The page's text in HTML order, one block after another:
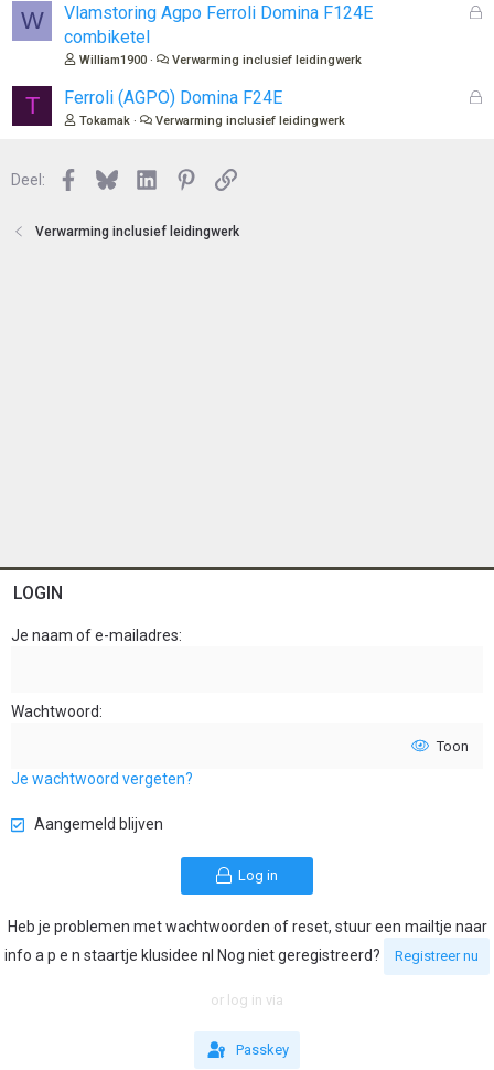
n
W
G
o
Vlamstoring Agpo Ferroli Domina F124E
combiketel
William1900 Verwarming inclusief leidingwerk
T
G
Ferroli (AGPO) Domina F24E
Tokamak Verwarming inclusief leidingwerk
Deel: Facebook
BlueskyLinkedInPinterest
Link
Verwarming inclusief leidingwerk
LOGIN
Je naam of e-mailadres
Wachtwoord
Toon
Je wachtwoord vergeten?
Aangemeld blijven
Log in
Heb je problemen met wachtwoorden of reset, stuur een mailtje naar
info a p e n staartje klusidee nl Nog niet geregistreerd?
Registreer nu
or log in via
Passkey